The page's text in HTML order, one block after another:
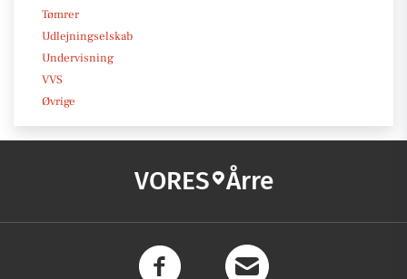
Tømrer
Udlejningselskab
Undervisning
VVS
Øvrige
VORES Årre